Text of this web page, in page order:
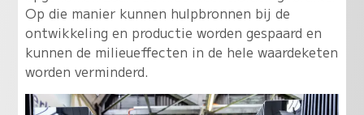
Op die manier kunnen hulpbronnen bij de
ontwikkeling en productie worden gespaard en
kunnen de milieueffecten in de hele waardeketen
worden verminderd.